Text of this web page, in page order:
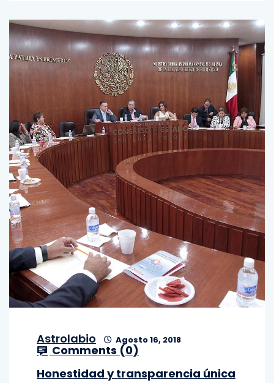
Astrolabio Agosto 16, 2018
Comments (0)
Honestidad y transparencia única